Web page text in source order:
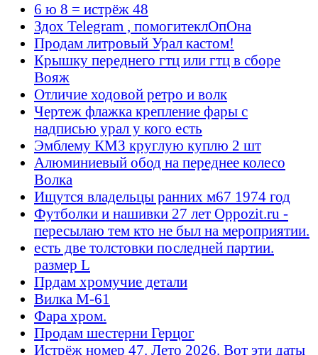
6 ю 8 = истрёж 48
Здох Telegram , помогитеклОпОна
Продам литровый Урал кастом!
Крышку переднего гтц или гтц в сборе
Вояж
Отличие ходовой ретро и волк
Чертеж флажка крепление фары с
надписью урал у кого есть
Эмблему КМЗ круглую куплю 2 шт
Алюминиевый обод на переднее колесо
Волка
Ищутся владельцы ранних м67 1974 год
Футболки и нашивки 27 лет Oppozit.ru -
пересылаю тем кто не был на мероприятии.
есть две толстовки последней партии.
размер L
Прдам хромучие детали
Вилка М-61
Фара хром.
Продам шестерни Герцог
Истрёж номер 47. Лето 2026. Вот эти даты